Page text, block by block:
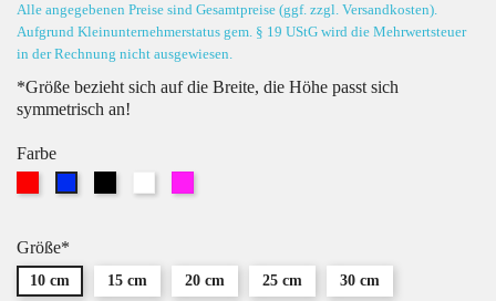
Alle angegebenen Preise sind Gesamtpreise (ggf. zzgl. Versandkosten).
Aufgrund Kleinunternehmerstatus gem. § 19 UStG wird die Mehrwertsteuer
in der Rechnung nicht ausgewiesen.
*Größe bezieht sich auf die Breite, die Höhe passt sich
symmetrisch an!
Farbe
Größe*
10 cm 15 cm 20 cm 25 cm 30 cm